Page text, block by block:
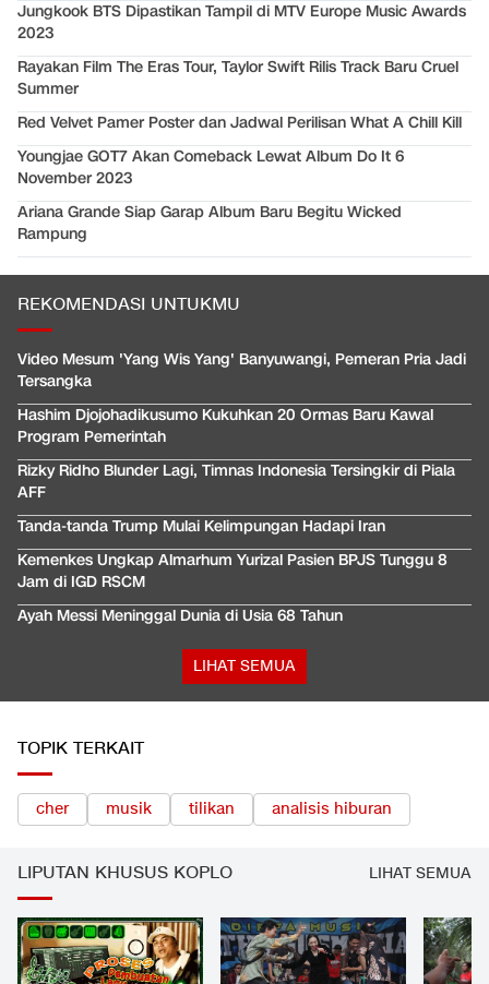
Jungkook BTS Dipastikan Tampil di MTV Europe Music Awards
2023
Rayakan Film The Eras Tour, Taylor Swift Rilis Track Baru Cruel
Summer
Red Velvet Pamer Poster dan Jadwal Perilisan What A Chill Kill
Youngjae GOT7 Akan Comeback Lewat Album Do It 6
November 2023
Ariana Grande Siap Garap Album Baru Begitu Wicked
Rampung
REKOMENDASI UNTUKMU
Video Mesum 'Yang Wis Yang' Banyuwangi, Pemeran Pria Jadi
Tersangka
Hashim Djojohadikusumo Kukuhkan 20 Ormas Baru Kawal
Program Pemerintah
Rizky Ridho Blunder Lagi, Timnas Indonesia Tersingkir di Piala
AFF
Tanda-tanda Trump Mulai Kelimpungan Hadapi Iran
Kemenkes Ungkap Almarhum Yurizal Pasien BPJS Tunggu 8
Jam di IGD RSCM
Ayah Messi Meninggal Dunia di Usia 68 Tahun
LIHAT SEMUA
TOPIK TERKAIT
cher musik tilikan analisis hiburan
LIPUTAN KHUSUS KOPLO LIHAT SEMUA